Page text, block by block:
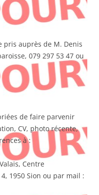
pris auprès de M. Denis
079 297 53 47 ou
de faire parvenir
CV, photo récente,
à :
Centre
1950 Sion ou par mail :